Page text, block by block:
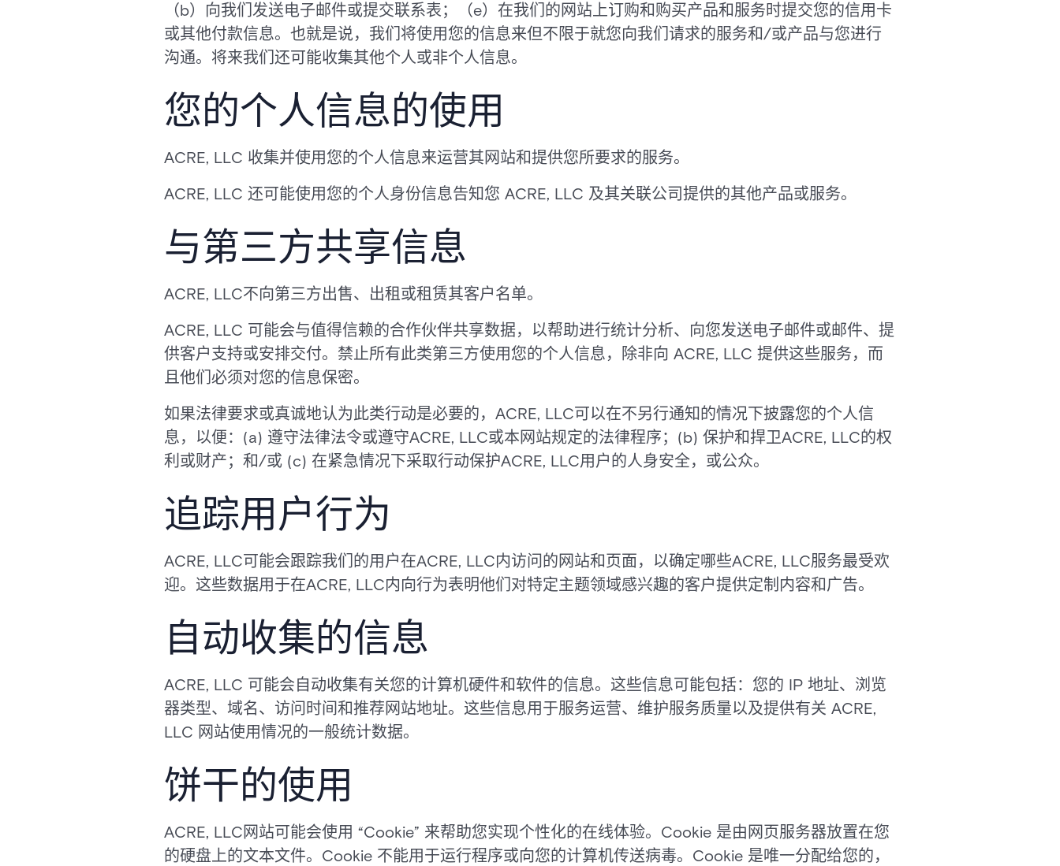
（b）向我们发送电子邮件或提交联系表；（e）在我们的网站上订购和购买产品和服务时提交您的信用卡
或其他付款信息。也就是说，我们将使用您的信息来但不限于就您向我们请求的服务和/或产品与您进行
沟通。将来我们还可能收集其他个人或非个人信息。
您的个人信息的使用
ACRE, LLC 收集并使用您的个人信息来运营其网站和提供您所要求的服务。
ACRE, LLC 还可能使用您的个人身份信息告知您 ACRE, LLC 及其关联公司提供的其他产品或服务。
与第三方共享信息
ACRE, LLC不向第三方出售、出租或租赁其客户名单。
ACRE, LLC 可能会与值得信赖的合作伙伴共享数据，以帮助进行统计分析、向您发送电子邮件或邮件、提
供客户支持或安排交付。禁止所有此类第三方使用您的个人信息，除非向 ACRE, LLC 提供这些服务，而
且他们必须对您的信息保密。
如果法律要求或真诚地认为此类行动是必要的，ACRE, LLC可以在不另行通知的情况下披露您的个人信
息，以便：(a) 遵守法律法令或遵守ACRE, LLC或本网站规定的法律程序；(b) 保护和捍卫ACRE, LLC的权
利或财产；和/或 (c) 在紧急情况下采取行动保护ACRE, LLC用户的人身安全，或公众。
追踪用户行为
ACRE, LLC可能会跟踪我们的用户在ACRE, LLC内访问的网站和页面，以确定哪些ACRE, LLC服务最受欢
迎。这些数据用于在ACRE, LLC内向行为表明他们对特定主题领域感兴趣的客户提供定制内容和广告。
自动收集的信息
ACRE, LLC 可能会自动收集有关您的计算机硬件和软件的信息。这些信息可能包括：您的 IP 地址、浏览
器类型、域名、访问时间和推荐网站地址。这些信息用于服务运营、维护服务质量以及提供有关 ACRE,
LLC 网站使用情况的一般统计数据。
饼干的使用
ACRE, LLC网站可能会使用 “Cookie” 来帮助您实现个性化的在线体验。Cookie 是由网页服务器放置在您
的硬盘上的文本文件。Cookie 不能用于运行程序或向您的计算机传送病毒。Cookie 是唯一分配给您的，